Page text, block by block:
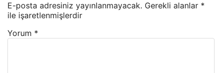
E-posta adresiniz yayınlanmayacak. Gerekli alanlar *
ile işaretlenmişlerdir
Yorum *